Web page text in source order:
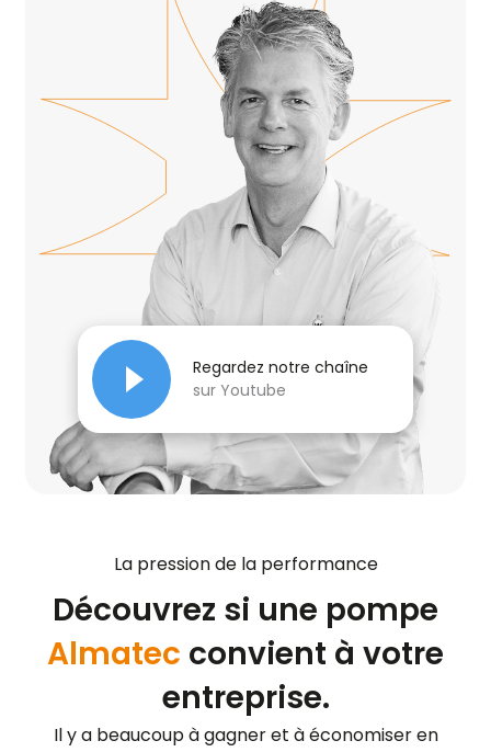
Regardez notre chaîne
sur Youtube
La pression de la performance
Découvrez si une pompe
Almatec convient à votre
entreprise.
Il y a beaucoup à gagner et à économiser en